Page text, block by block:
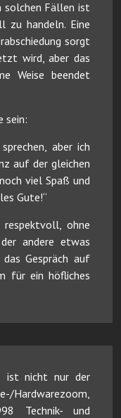
solchen Fällen ist
zu handeln. Eine
sorgt
wird, aber das
Weise beendet
sein:
aber ich
auf der gleichen
viel Spaß und
Gute!“
respektvoll, ohne
andere etwas
Gespräch auf
für ein höfliches
ist nicht nur der
Hardwarezoom,
Technik- und